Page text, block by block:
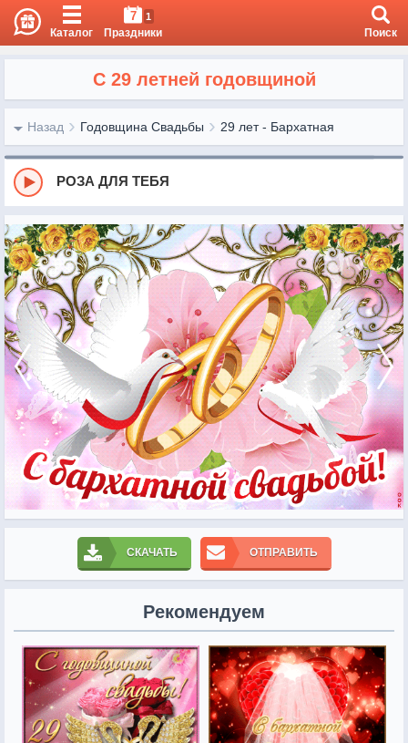
Каталог
7 1
Праздники Поиск
С 29 летней годовщиной
Назад Годовщина Свадьбы 29 лет - Бархатная
РОЗА ДЛЯ ТЕБЯ
СКАЧАТЬ ОТПРАВИТЬ
Рекомендуем